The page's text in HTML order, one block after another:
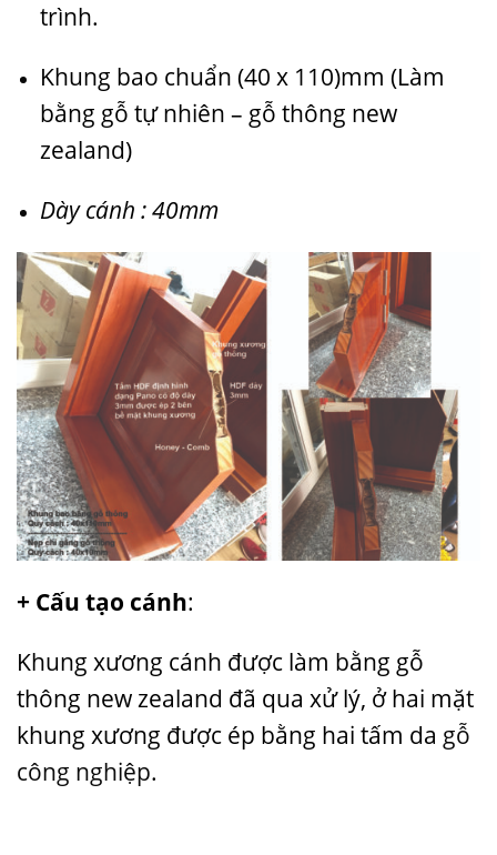
trình.
Khung bao chuẩn (40 x 110)mm (Làm
bằng gỗ tự nhiên – gỗ thông new
zealand)
Dày cánh : 40mm
+ Cấu tạo cánh:
Khung xương cánh được làm bằng gỗ
thông new zealand đã qua xử lý, ở hai mặt
khung xương được ép bằng hai tấm da gỗ
công nghiệp.